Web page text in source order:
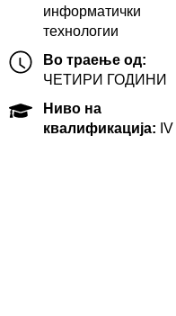
информатички
технологии
Во траење од:
ЧЕТИРИ ГОДИНИ
Ниво на
квалификација: IV